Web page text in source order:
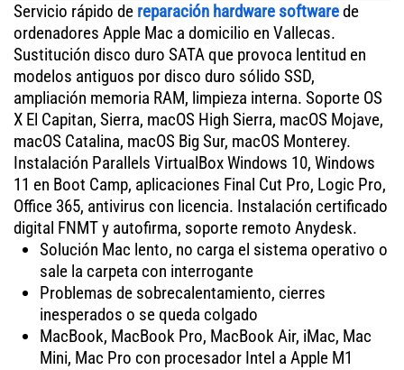
Servicio rápido de reparación hardware softwarede
ordenadores Apple Mac a domicilio en Vallecas.
Sustitución disco duro SATA que provoca lentitud en
modelos antiguos por disco duro sólido SSD,
ampliación memoria RAM, limpieza interna. Soporte OS
X El Capitan, Sierra, macOS High Sierra, macOS Mojave,
macOS Catalina, macOS Big Sur, macOS Monterey.
Instalación Parallels VirtualBox Windows 10, Windows
11 en Boot Camp, aplicaciones Final Cut Pro, Logic Pro,
Office 365, antivirus con licencia. Instalación certificado
digital FNMT y autofirma, soporte remoto Anydesk.
Solución Mac lento, no carga el sistema operativo o
sale la carpeta con interrogante
Problemas de sobrecalentamiento, cierres
inesperados o se queda colgado
MacBook, MacBook Pro, MacBook Air, iMac, Mac
Mini, Mac Pro con procesador Intel a Apple M1